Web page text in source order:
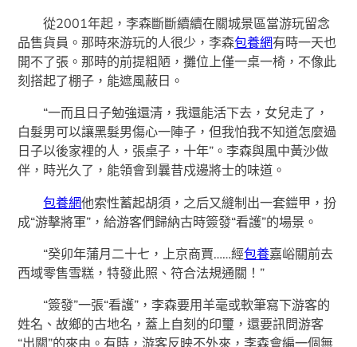
從2001年起，李森斷斷續續在關城景區當游玩留念
品售貨員。那時來游玩的人很少，李森包養網有時一天也
開不了張。那時的前提粗陋，攤位上僅一桌一椅，不像此
刻搭起了棚子，能遮風蔽日。
“一而且日子勉強還清，我還能活下去，女兒走了，
白髮男可以讓黑髮男傷心一陣子，但我怕我不知道怎麼過
日子以後家裡的人，張桌子，十年”。李森與風中黃沙做
伴，時光久了，能領會到曩昔戍邊將士的味道。
包養網他索性蓄起胡須，之后又縫制出一套鎧甲，扮
成“游擊將軍”，給游客們歸納古時簽發“看護”的場景。
“癸卯年蒲月二十七，上京商賈……經包養嘉峪關前去
西域零售雪糕，特發此照、符合法規通關！”
“簽發”一張“看護”，李森要用羊毫或軟筆寫下游客的
姓名、故鄉的古地名，蓋上自刻的印璽，還要訊問游客
“出關”的來由。有時，游客反映不外來，李森會編一個無